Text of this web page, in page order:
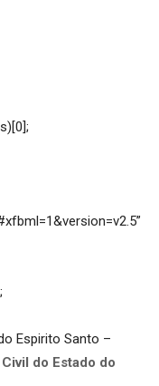
Espirito Santo –
do Estado do